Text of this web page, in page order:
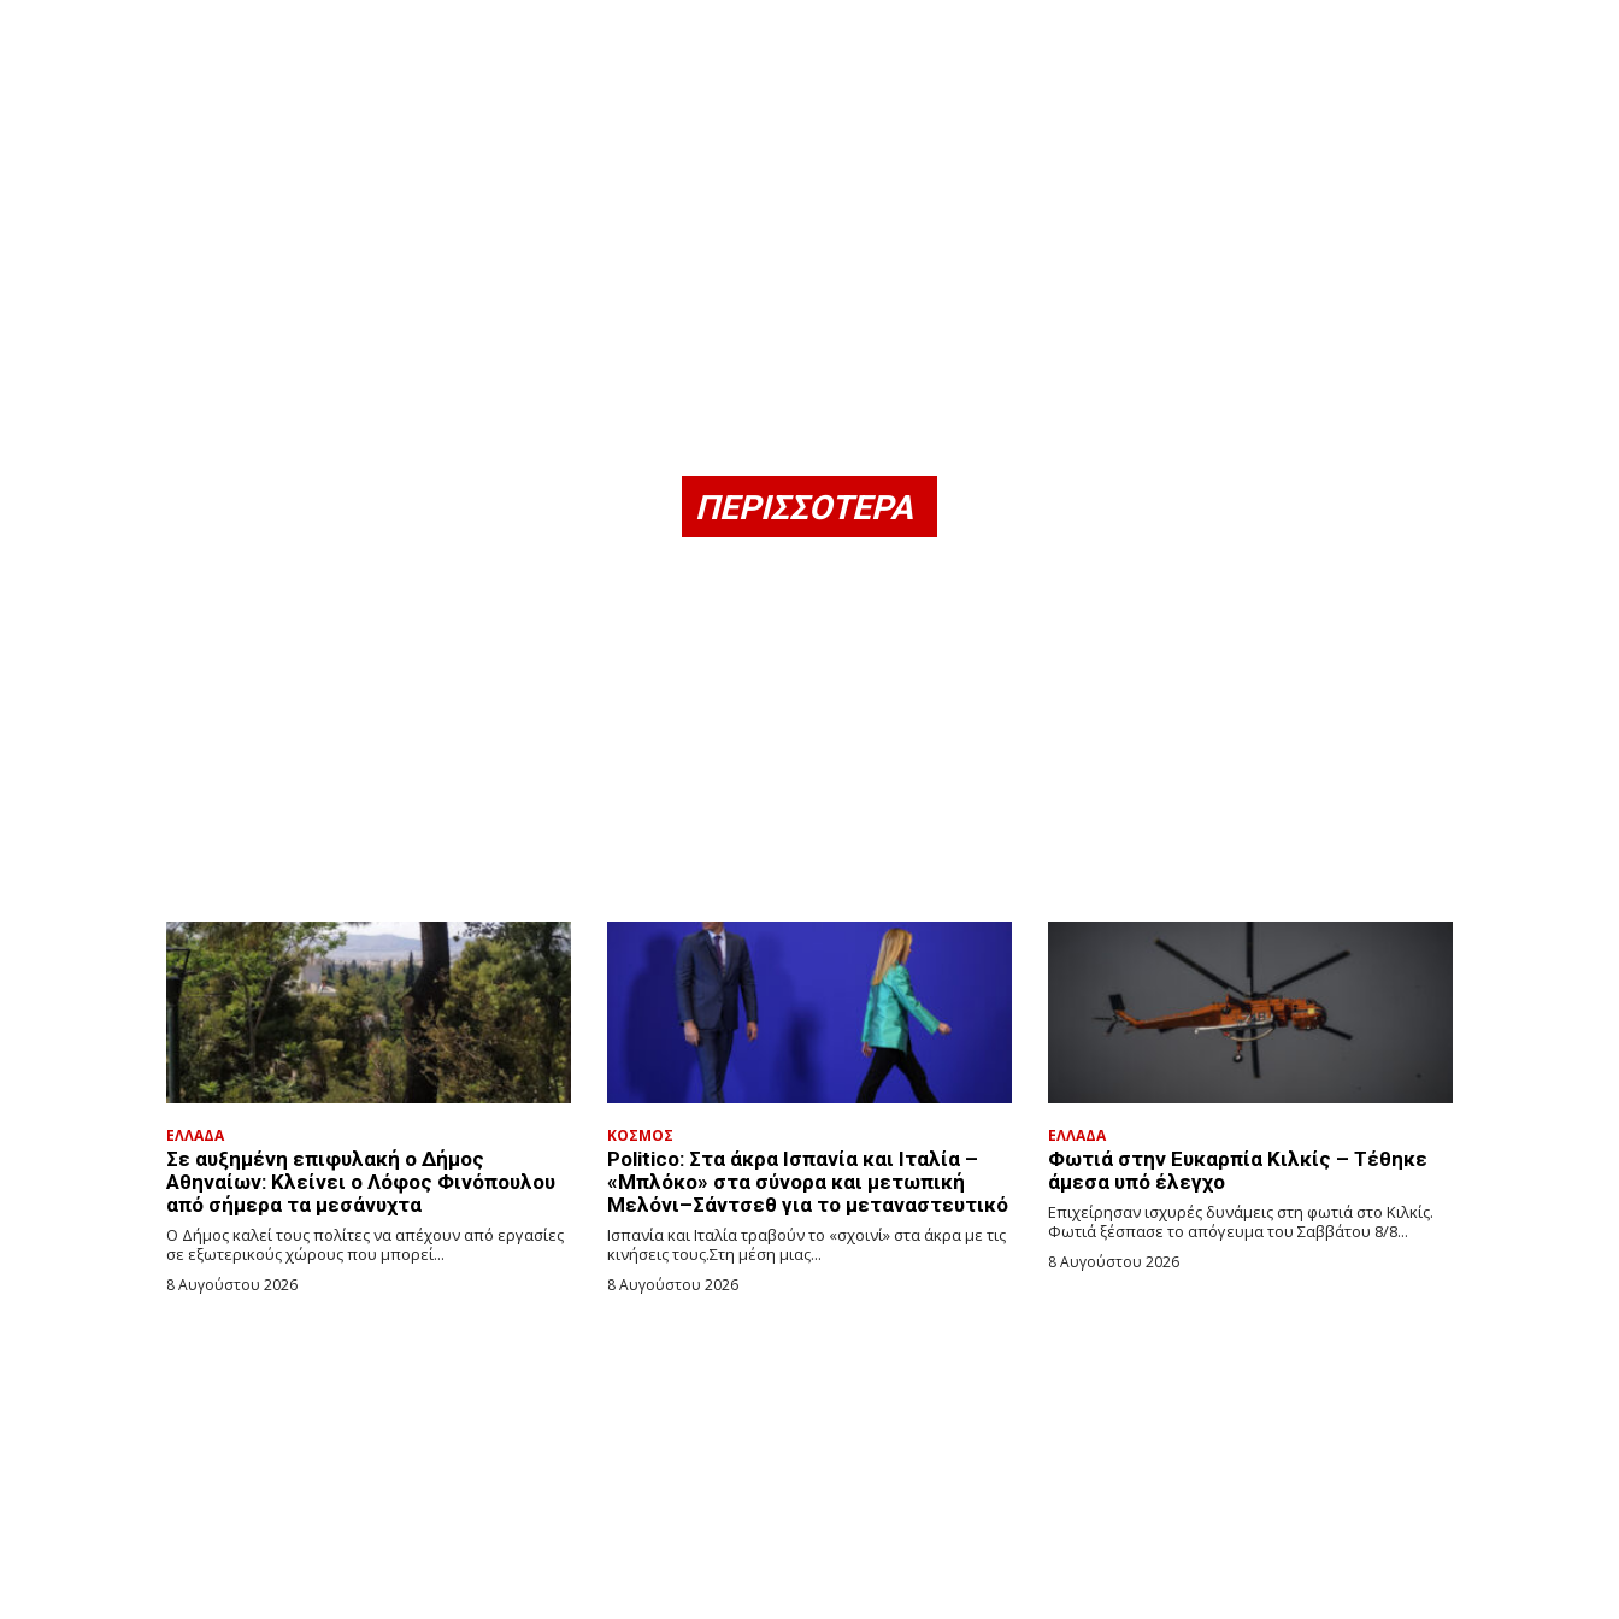
ΠΕΡΙΣΣΟΤΕΡΑ
ΕΛΛΑΔΑ
Σε αυξημένη επιφυλακή ο Δήμος
Αθηναίων: Κλείνει ο Λόφος Φινόπουλου
από σήμερα τα μεσάνυχτα
Ο Δήμος καλεί τους πολίτες να απέχουν από εργασίες
σε εξωτερικούς χώρους που μπορεί...
8 Αυγούστου 2026
ΚΟΣΜΟΣ
Politico: Στα άκρα Ισπανία και Ιταλία –
«Μπλόκο» στα σύνορα και μετωπική
Μελόνι–Σάντσεθ για το μεταναστευτικό
Ισπανία και Ιταλία τραβούν το «σχοινί» στα άκρα με τις
κινήσεις τους.Στη μέση μιας...
8 Αυγούστου 2026
ΕΛΛΑΔΑ
Φωτιά στην Ευκαρπία Κιλκίς – Τέθηκε
άμεσα υπό έλεγχο
Επιχείρησαν ισχυρές δυνάμεις στη φωτιά στο Κιλκίς.
Φωτιά ξέσπασε το απόγευμα του Σαββάτου 8/8...
8 Αυγούστου 2026